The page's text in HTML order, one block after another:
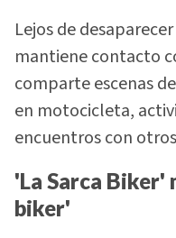
Lejos de
mantiene contacto
comparte escenas
en motocicleta,
encuentros con
'La Sarca Biker'
biker'